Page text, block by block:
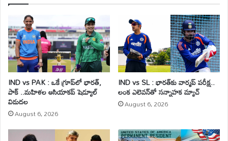
IND vs PAK : ఒకే గ్రూప్‌లో భారత్,
పాక్ ..మహిళల ఆసియాకప్ షెడ్యూల్
విడుదల
August 6, 2026
IND vs SL : భారత్‌కు వార్మప్ పరీక్ష..
లంక ఎలెవన్‌తో సన్నాహక మ్యాచ్
August 6, 2026